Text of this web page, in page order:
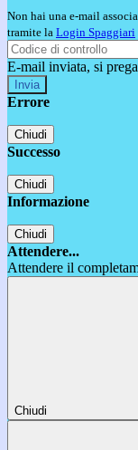
Non hai una e-mail
tramite la Login Spaggiari
E-mail inviata, si
Errore
Chiudi
Successo
Chiudi
Informazione
Chiudi
Attendere...
Attendere il
Chiudi